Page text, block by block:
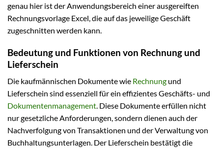
genau hier ist der Anwendungsbereich einer ausgereiften
Rechnungsvorlage Excel, die auf das jeweilige Geschäft
zugeschnitten werden kann.
Bedeutung und Funktionen von Rechnung und
Lieferschein
Die kaufmännischen Dokumente wie Rechnung und
Lieferschein sind essenziell für ein effizientes Geschäfts- und
Dokumentenmanagement. Diese Dokumente erfüllen nicht
nur gesetzliche Anforderungen, sondern dienen auch der
Nachverfolgung von Transaktionen und der Verwaltung von
Buchhaltungsunterlagen. Der Lieferschein bestätigt die